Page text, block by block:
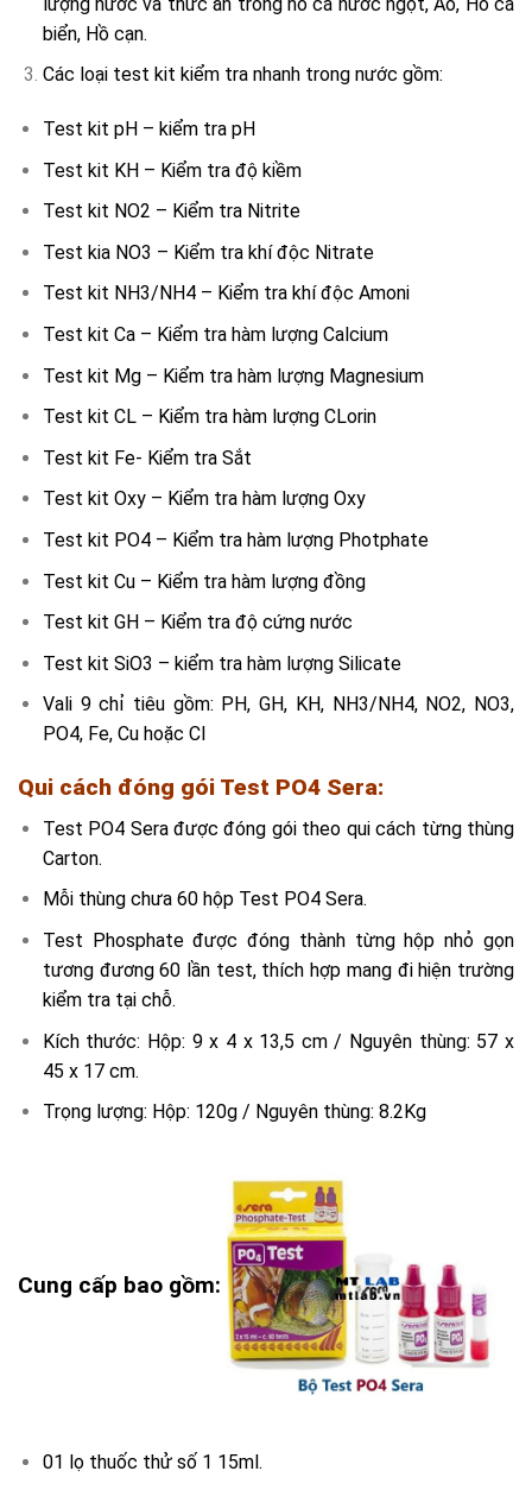
biển, Hồ cạn.
Các loại test kit kiểm tra nhanh trong nước gồm:
Test kit pH – kiểm tra pH
Test kit KH – Kiểm tra độ kiềm
Test kit NO2 – Kiểm tra Nitrite
Test kia NO3 – Kiểm tra khí độc Nitrate
Test kit NH3/NH4 – Kiểm tra khí độc Amoni
Test kit Ca – Kiểm tra hàm lượng Calcium
Test kit Mg – Kiểm tra hàm lượng Magnesium
Test kit CL – Kiểm tra hàm lượng CLorin
Test kit Fe- Kiểm tra Sắt
Test kit Oxy – Kiểm tra hàm lượng Oxy
Test kit PO4 – Kiểm tra hàm lượng Photphate
Test kit Cu – Kiểm tra hàm lượng đồng
Test kit GH – Kiểm tra độ cứng nước
Test kit SiO3 – kiểm tra hàm lượng Silicate
Vali 9 chỉ tiêu gồm: PH, GH, KH, NH3/NH4, NO2, NO3,
PO4, Fe, Cu hoặc Cl
Qui cách đóng gói Test PO4 Sera:
Test PO4 Sera được đóng gói theo qui cách từng thùng
Carton.
Mỗi thùng chưa 60 hộp Test PO4 Sera.
Test Phosphate được đóng thành từng hộp nhỏ gọn
tương đương 60 lần test, thích hợp mang đi hiện trường
kiểm tra tại chỗ.
Kích thước: Hộp: 9 x 4 x 13,5 cm / Nguyên thùng: 57 x
45 x 17 cm.
Trọng lượng: Hộp: 120g / Nguyên thùng: 8.2Kg
Cung cấp bao gồm:
01 lọ thuốc thử số 1 15ml.